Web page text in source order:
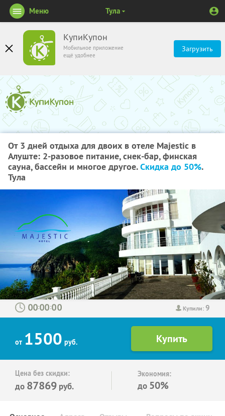
КупиКупон
Мобильное приложение
ещё удобнее
Загрузить
Меню Тула
От 3 дней отдыха для двоих в отеле Majestic в
Алуште: 2-разовое питание, снек-бар, финская
сауна, бассейн и многое другое.Скидка до 50%.
Тула
Купили:9
: :
от 1500 руб.
Цена без скидки:
до 87869 руб.
Экономия:
до 50%